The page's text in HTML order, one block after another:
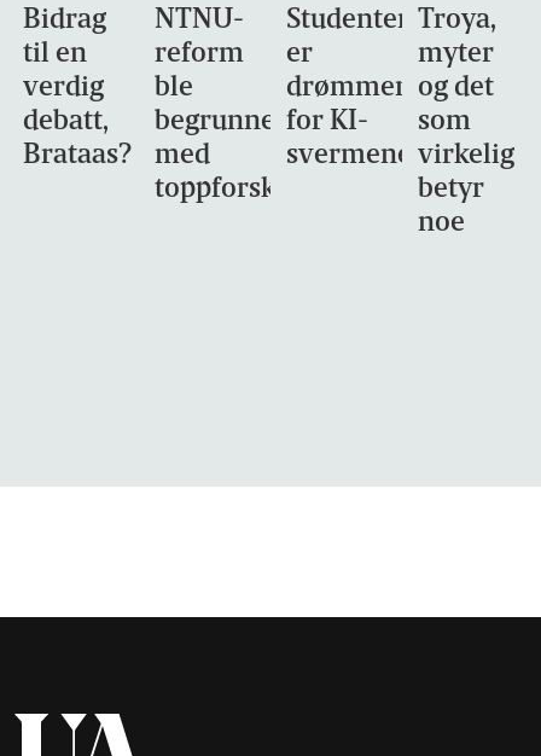
Bidrag
til en
verdig
debatt,
Brataas?
NTNU-
reform
ble
begrunnet
med
toppforskning
Studentene
er
drømmemålet
for KI-
svermene
Troya,
myter
og det
som
virkelig
betyr
noe